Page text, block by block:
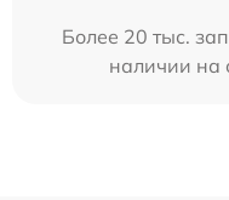
Более 20 тыс.
наличии на